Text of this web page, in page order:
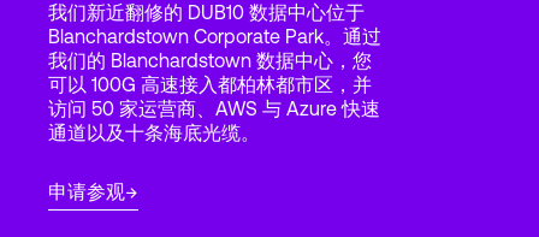
关于
Language
登录
我们新近翻修的 DUB10 数据中心位于
Blanchardstown Corporate Park。通过
我们的 Blanchardstown 数据中心，您
可以 100G 高速接入都柏林都市区，并
访问 50 家运营商、AWS 与 Azure 快速
通道以及十条海底光缆。
申请参观